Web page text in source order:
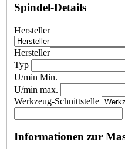
Spindel-Details
Hersteller
Hersteller
Typ
U/min Min.
U/min max.
Werkzeug-Schnittstelle
Informationen zur